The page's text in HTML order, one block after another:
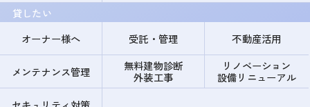
貸したい
オーナー様へ
受託・管理 不動産活用
メンテナンス管理
無料建物診断
外装工事
リノベーション
設備リニューアル